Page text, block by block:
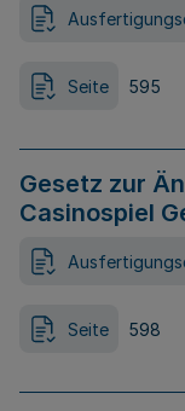
Seite 595
Gesetz zur
Casinospiel
Seite 598